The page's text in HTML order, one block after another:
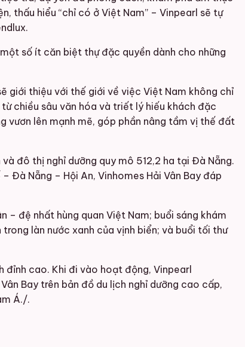
thấu hiểu “chỉ có ở Việt Nam” – Vinpearl sẽ tự
số ít căn biệt thự đặc quyền dành cho những
giới thiệu với thế giới về việc Việt Nam không chỉ
chiều sâu văn hóa và triết lý hiếu khách đặc
vươn lên mạnh mẽ, góp phần nâng tầm vị thế đất
đô thị nghỉ dưỡng quy mô 512,2 ha tại Đà Nẵng.
Đà Nẵng – Hội An, Vinhomes Hải Vân Bay đáp
– đệ nhất hùng quan Việt Nam; buổi sáng khám
làn nước xanh của vịnh biển; và buổi tối thư
đỉnh cao. Khi đi vào hoạt động, Vinpearl
Bay trên bản đồ du lịch nghỉ dưỡng cao cấp,
Á./.